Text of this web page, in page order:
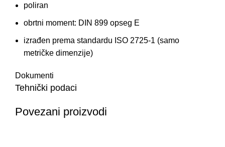
poliran
obrtni moment: DIN 899 opseg E
izrađen prema standardu ISO 2725-1 (samo
metričke dimenzije)
Dokumenti
Tehnički podaci
Povezani proizvodi